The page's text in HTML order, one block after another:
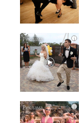
i
i